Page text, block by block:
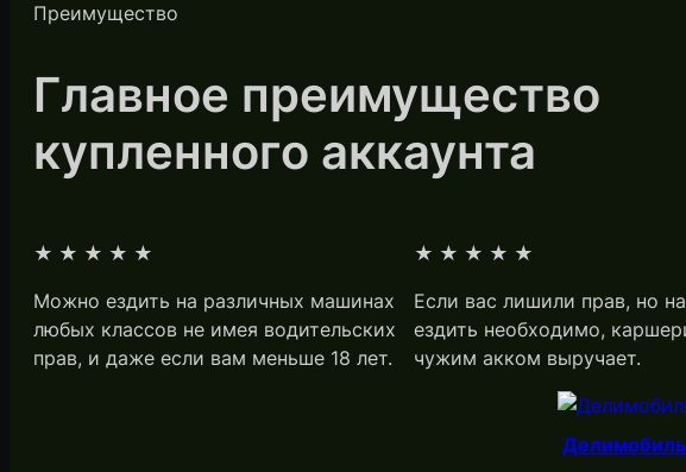
Преимущество
Главное преимущество
купленного аккаунта
★★★★★
Можно ездить на различных машинах
любых классов не имея водительских
прав, и даже если вам меньше 18 лет.
★★★★★
Если вас лишили прав, но
ездить необходимо,
чужим акком выручает.